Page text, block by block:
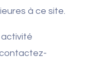
à ce site.